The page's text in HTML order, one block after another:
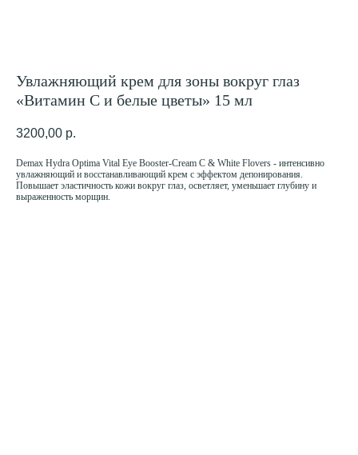
Увлажняющий крем для зоны вокруг глаз
«Витамин C и белые цветы» 15 мл
3200,00 р.
Demax Hydra Optima Vital Eye Booster-Cream C & White Flovers - интенсивно
увлажняющий и восстанавливающий крем с эффектом депонирования.
Повышает эластичность кожи вокруг глаз, осветляет, уменьшает глубину и
выраженность морщин.